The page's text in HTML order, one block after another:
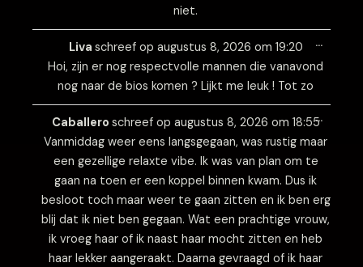
niet.
Liva schreef op augustus 8, 2026 om 19:20
Hoi, zijn er nog respectvolle mannen die vanavond
nog naar de bios komen ? Lijkt me leuk ! Tot zo
…
Wissel
deze
Caballero schreef op augustus 8, 2026 om 18:55
Vanmiddag weer eens langsgegaan, was rustig maar
een gezellige relaxte vibe. Ik was van plan om te
gaan na toen er een koppel binnen kwam. Dus ik
besloot toch maar weer te gaan zitten en ik ben erg
blij dat ik niet ben gegaan. Wat een prachtige vrouw,
ik vroeg haar of ik naast haar mocht zitten en heb
haar lekker aangeraakt. Daarna gevraagd of ik haar
…
Wissel
deze